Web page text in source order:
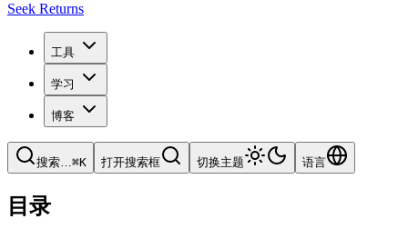
Seek Returns
工具
学习
博客
搜索…⌘K 打开搜索框 切换主题 语言
目录